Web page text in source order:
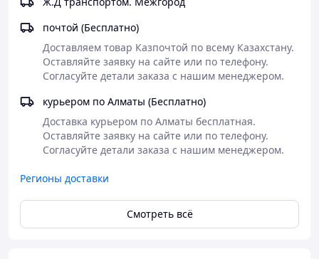
почтой (Бесплатно)
Доставляем товар Казпочтой по всему Казахстану.
Оставляйте заявку на сайте или по телефону.
Согласуйте детали заказа с нашим менеджером.
курьером по Алматы (Бесплатно)
Доставка курьером по Алматы бесплатная.
Оставляйте заявку на сайте или по телефону.
Согласуйте детали заказа с нашим менеджером.
Регионы доставки
Смотреть всё